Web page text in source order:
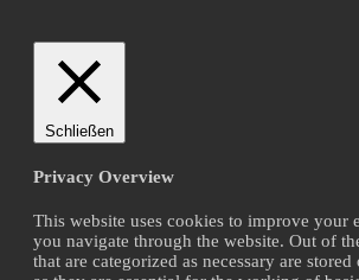
Schließen
Privacy Overview
This website uses cookies to improve your
you navigate through the website. Out of
that are categorized as necessary are